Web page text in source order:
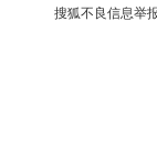
搜狐不良信息举